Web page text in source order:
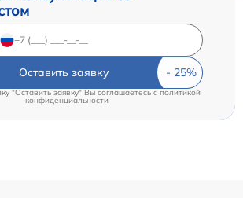
Оставить заявку
"Оставить заявку" Вы соглашаетесь cполитикой
конфиденциальности